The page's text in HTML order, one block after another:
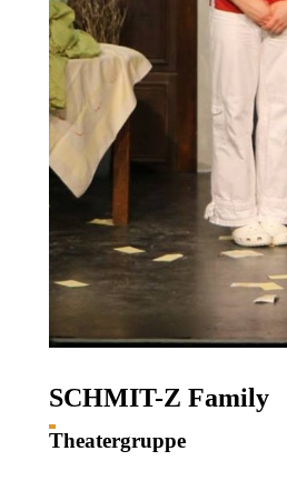
SCHMIT-Z Family
Theatergruppe